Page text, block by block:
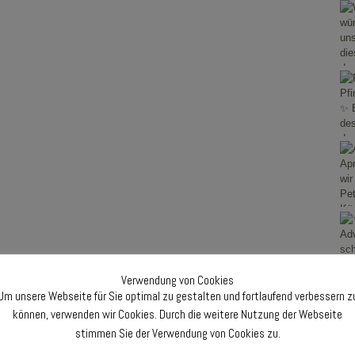
des „25. Advents- &
St. Peter zu Königshoven
Verwendung von Cookies
unsere Webseite für Sie optimal zu gestalten und fortlaufend verbessern
können, verwenden wir Cookies. Durch die weitere Nutzung der Webseite
stimmen Sie der Verwendung von Cookies zu.